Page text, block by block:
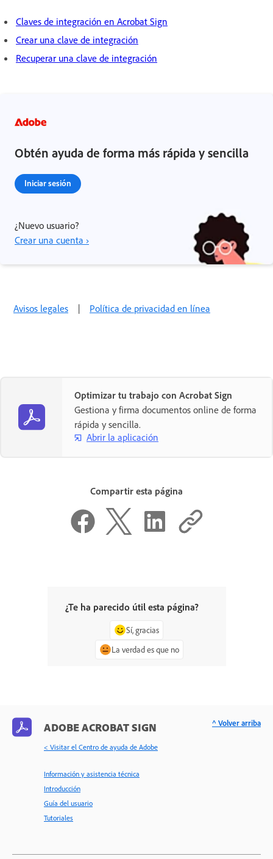
Claves de integración en Acrobat Sign
Crear una clave de integración
Recuperar una clave de integración
Obtén ayuda de forma más rápida y sencilla
Iniciar sesión
¿Nuevo usuario?
Crear una cuenta ›
Avisos legales | Política de privacidad en línea
Optimizar tu trabajo con Acrobat Sign
Gestiona y firma documentos online de forma
rápida y sencilla.
Abrir la aplicación
Compartir esta página
¿Te ha parecido útil esta página?
Sí, gracias
La verdad es que no
ADOBE ACROBAT SIGN
< Visitar el Centro de ayuda de Adobe
Información y asistencia técnica
Introducción
Guía del usuario
Tutoriales
^ Volver arriba